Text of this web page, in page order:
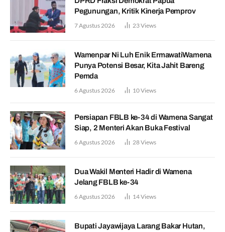
Pegunungan, Kritik Kinerja Pemprov
7 Agustus 2026 23Views
Wamenpar Ni Luh Enik ErmawatiWamena
Punya Potensi Besar, Kita Jahit Bareng
Pemda
6 Agustus 2026 10Views
Persiapan FBLB ke-34 di Wamena Sangat
Siap, 2 Menteri Akan Buka Festival
6 Agustus 2026 28Views
Dua Wakil Menteri Hadir di Wamena
Jelang FBLB ke-34
6 Agustus 2026 14Views
Bupati Jayawijaya Larang Bakar Hutan,